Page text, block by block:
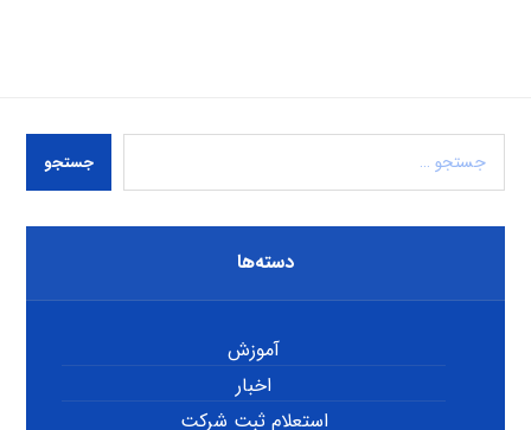
جستجو
دسته‌ها
آموزش
اخبار
استعلام ثبت شرکت